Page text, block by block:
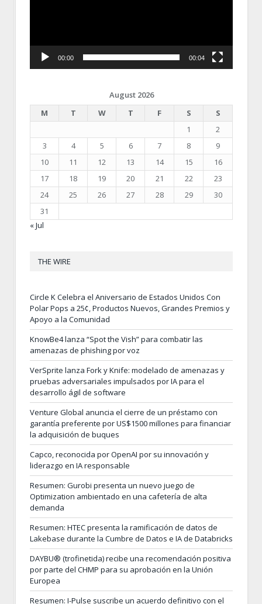
00:00 00:04
August 2026
M
T W T F S
S
1
2
3
4 5 6 7 8
9
10
11 12 13 14 15
16
17
18 19 20 21 22
23
24
25 26 27 28 29
30
31
« Jul
THE WIRE
Circle K Celebra el Aniversario de Estados Unidos Con
Polar Pops a 25¢, Productos Nuevos, Grandes Premios y
Apoyo a la Comunidad
KnowBe4 lanza “Spot the Vish” para combatir las
amenazas de phishing por voz
VerSprite lanza Fork y Knife: modelado de amenazas y
pruebas adversariales impulsados por IA para el
desarrollo ágil de software
Venture Global anuncia el cierre de un préstamo con
garantía preferente por US$1500 millones para financiar
la adquisición de buques
Capco, reconocida por OpenAI por su innovación y
liderazgo en IA responsable
Resumen: Gurobi presenta un nuevo juego de
Optimization ambientado en una cafetería de alta
demanda
Resumen: HTEC presenta la ramificación de datos de
Lakebase durante la Cumbre de Datos e IA de Databricks
DAYBU® (trofinetida) recibe una recomendación positiva
por parte del CHMP para su aprobación en la Unión
Europea
Resumen: I-Pulse suscribe un acuerdo definitivo con el